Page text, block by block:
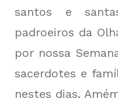
santos e
padroeiros da
por nossa
sacerdotes e
nestes dias.